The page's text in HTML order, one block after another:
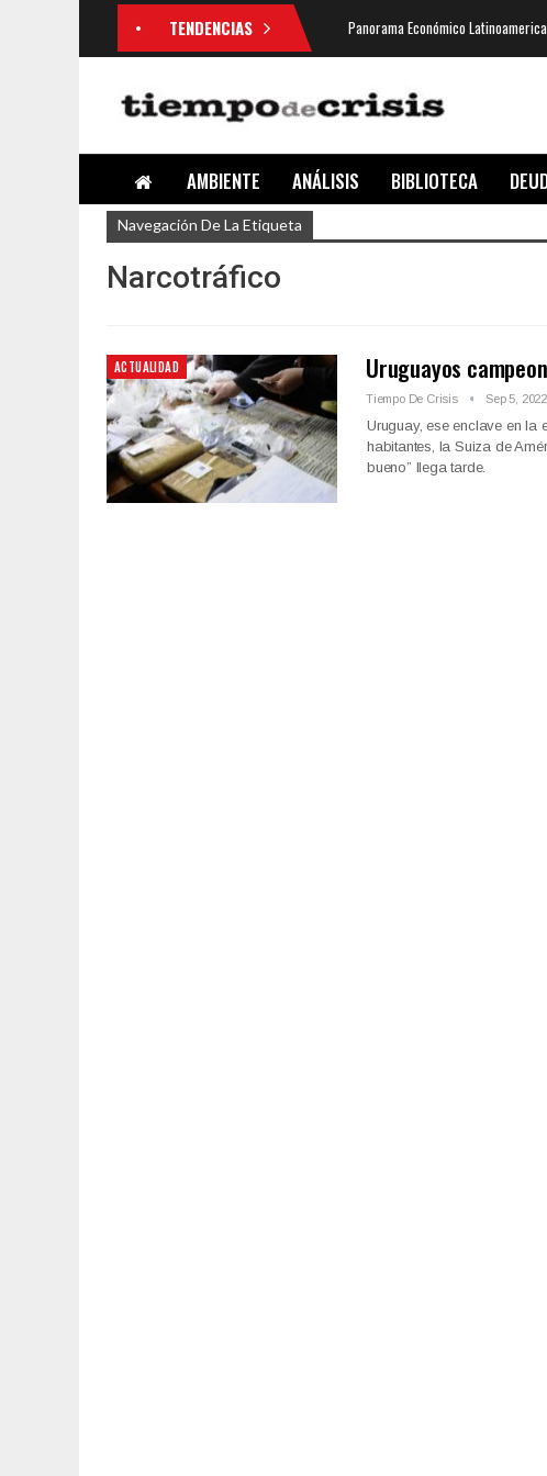
TENDENCIAS Panorama Económico
AMBIENTE ANÁLISIS BIBLIOTECA
Navegación De La Etiqueta
Narcotráfico
ACTUALIDAD Uruguayos
Tiempo De Crisis Sep 5, 2022
Uruguay, ese enclave en la
habitantes, la Suiza de
bueno” llega tarde.